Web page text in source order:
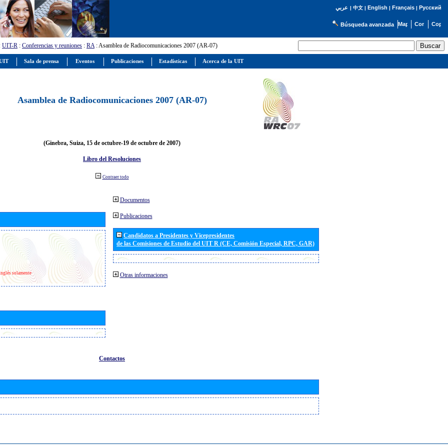
عربي | 中文| English | Français| Русский
Búsqueda avanzada
UIT-R : Conferencias y reuniones : RA: Asamblea de Radiocomunicaciones 2007 (AR-07)
Asamblea de Radiocomunicaciones 2007 (AR-07)
(Ginebra, Suiza, 15 de octubre-19 de octubre de 2007)
Libro del Resoluciones
Contraer todo
solamente
Documentos
Publicaciones
Candidatos a Presidentes y Vicepresidentes
de las Comisiones de Estudio del UIT R (CE, Comisión Especial, RPC, GAR)
Otras informaciones
Contactos
Sala de prensa Eventos Publicaciones Estadísticas Acerca de la UIT